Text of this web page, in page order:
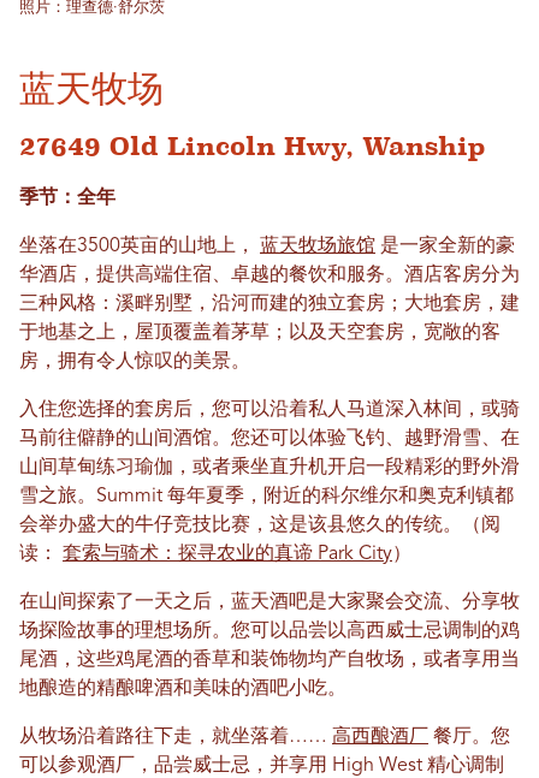
照片：理查德·舒尔茨
蓝天牧场
27649 Old Lincoln Hwy, Wanship
季节：全年
坐落在3500英亩的山地上， 蓝天牧场旅馆 是一家全新的豪
华酒店，提供高端住宿、卓越的餐饮和服务。酒店客房分为
三种风格：溪畔别墅，沿河而建的独立套房；大地套房，建
于地基之上，屋顶覆盖着茅草；以及天空套房，宽敞的客
房，拥有令人惊叹的美景。
入住您选择的套房后，您可以沿着私人马道深入林间，或骑
马前往僻静的山间酒馆。您还可以体验飞钓、越野滑雪、在
山间草甸练习瑜伽，或者乘坐直升机开启一段精彩的野外滑
雪之旅。Summit 每年夏季，附近的科尔维尔和奥克利镇都
会举办盛大的牛仔竞技比赛，这是该县悠久的传统。（阅
读： 套索与骑术：探寻农业的真谛 Park City）
在山间探索了一天之后，蓝天酒吧是大家聚会交流、分享牧
场探险故事的理想场所。您可以品尝以高西威士忌调制的鸡
尾酒，这些鸡尾酒的香草和装饰物均产自牧场，或者享用当
地酿造的精酿啤酒和美味的酒吧小吃。
从牧场沿着路往下走，就坐落着…… 高西酿酒厂
餐厅。您
可以参观酒厂，品尝威士忌，并享用 High West 精心调制